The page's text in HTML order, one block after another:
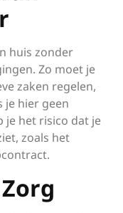
huis zonder
Zo moet je
zaken regelen,
je hier geen
je het risico dat je
zoals het